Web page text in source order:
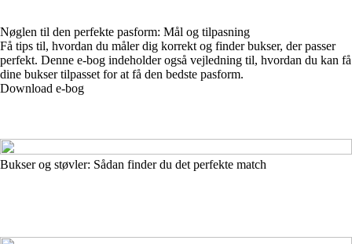
Nøglen til den perfekte pasform: Mål og tilpasning
Få tips til, hvordan du måler dig korrekt og finder bukser, der passer
perfekt. Denne e-bog indeholder også vejledning til, hvordan du kan få
dine bukser tilpasset for at få den bedste pasform.
Download e-bog
Bukser og støvler: Sådan finder du det perfekte match